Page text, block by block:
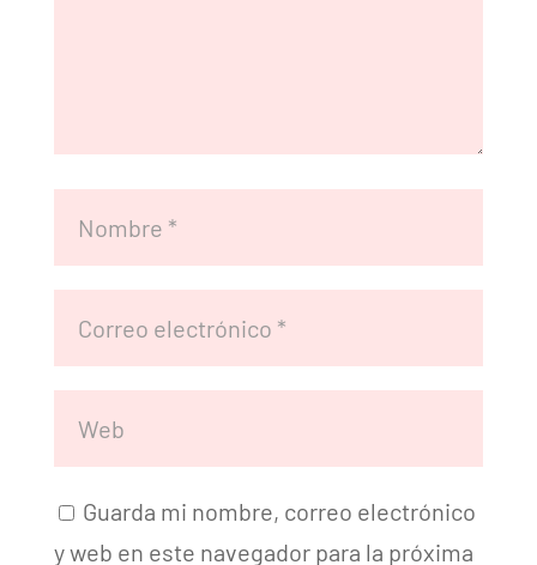
Guarda mi nombre, correo electrónico
y web en este navegador para la próxima